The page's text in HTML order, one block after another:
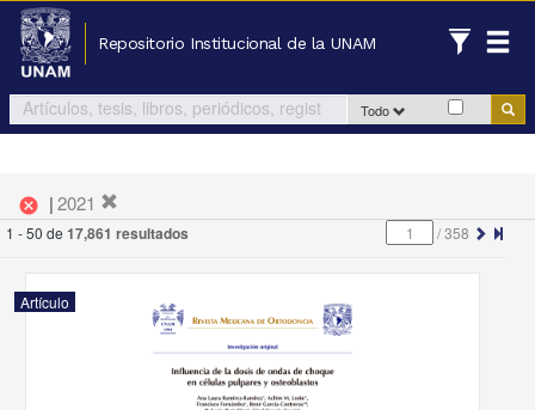
Repositorio Institucional de la UNAM
Todo
cancel |2021
1 - 50 de 17,861 resultados /358
Artículo